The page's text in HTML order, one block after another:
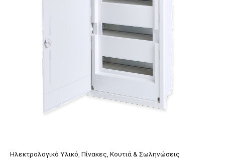
Ηλεκτρολογικό Υλικό, Πίνακες, Κουτιά & Σωληνώσεις